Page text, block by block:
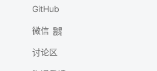
GitHub
微信
讨论区